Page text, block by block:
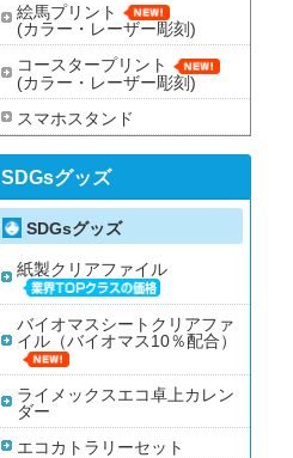
絵馬プリント
(カラー・レーザー彫刻)
コースタープリント
(カラー・レーザー彫刻)
スマホスタンド
SDGsグッズ
SDGsグッズ
紙製クリアファイル
バイオマスシートクリアファ
イル（バイオマス10％配合）
ライメックスエコ卓上カレン
ダー
エコカトラリーセット